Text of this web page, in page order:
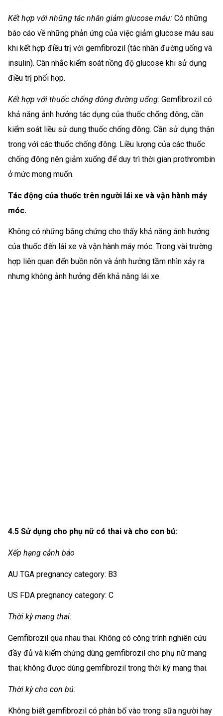
Kết hợp với những tác nhân giảm glucose máu: Có những
báo cáo về những phản ứng của việc giảm glucose máu sau
khi kết hợp điều trị với gemfibrozil (tác nhân đường uống và
insulin). Cân nhắc kiểm soát nồng độ glucose khi sử dụng
điều trị phối hợp.
Kết hợp với thuốc chống đông đường uống: Gemfibrozil có
khả năng ảnh hưởng tác dụng của thuốc chống đông, cần
kiểm soát liều sử dung thuốc chống đông. Cần sử dụng thận
trong với các thuốc chống đông. Liều lượng của các thuốc
chống đông nên giảm xuống để duy trì thời gian prothrombin
ở mức mong muốn.
Tác động của thuốc trên người lái xe và vận hành máy
móc.
Không có những bằng chứng cho thấy khả năng ảnh hưởng
của thuốc đến lái xe và vận hành máy móc. Trong vài trường
hợp liên quan đến buồn nôn và ảnh hưởng tầm nhìn xảy ra
nhưng không ảnh hưởng đến khả năng lái xe.
4.5 Sử dụng cho phụ nữ có thai và cho con bú:
Xếp hạng cảnh báo
AU TGA pregnancy category: B3
US FDA pregnancy category: C
Thời kỳ mang thai:
Gemfibrozil qua nhau thai. Không có công trình nghiên cứu
đầy đủ và kiểm chứng dùng gemfibrozil cho phụ nữ mang
thai; không được dùng gemfibrozil trong thời ký mang thai.
Thời kỳ cho con bú:
Không biết gemfibrozil có phân bố vào trong sữa người hay